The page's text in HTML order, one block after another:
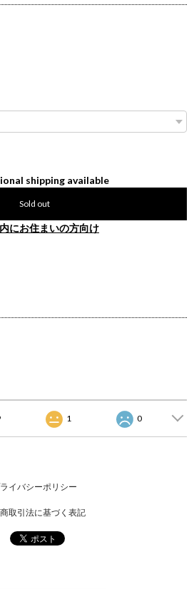
shipping available
Sold out
にお住まいの方向け
1 0
イバシーポリシー
取引法に基づく表記